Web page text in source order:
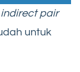
indirect pair
untuk